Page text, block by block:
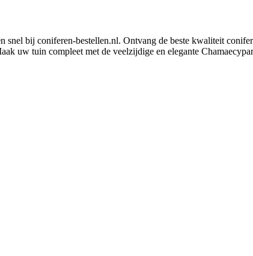
snel bij coniferen-bestellen.nl. Ontvang de beste kwaliteit
uw tuin compleet met de veelzijdige en elegante